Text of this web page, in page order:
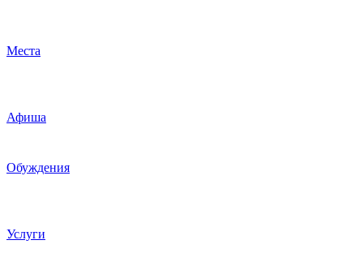
Места
Афиша
Обуждения
Услуги